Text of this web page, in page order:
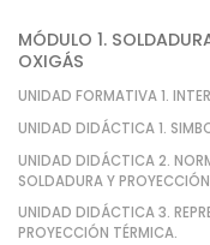
MÓDULO 1.
OXIGÁS
UNIDAD FORMATIVA 1.
UNIDAD DIDÁCTICA 1.
UNIDAD DIDÁCTICA 2.
SOLDADURA Y
UNIDAD DIDÁCTICA 3.
PROYECCIÓN TÉRMICA.